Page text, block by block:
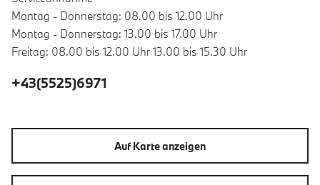
Montag - Donnerstag: 08.00 bis 12.00 Uhr
Montag - Donnerstag: 13.00 bis 17.00 Uhr
Freitag: 08.00 bis 12.00 Uhr 13.00 bis 15.30 Uhr
+43(5525)6971
Auf Karte anzeigen